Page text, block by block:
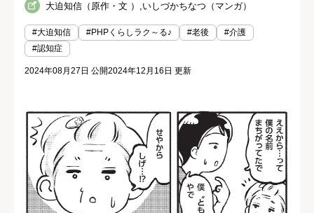
大迫知信（原作・文 ）,いしづかちなつ（マンガ）
#大迫知信 #PHPくらしラク～る♪ #老後
#介護
#認知症
2024年08月27日 公開2024年12月16日 更新